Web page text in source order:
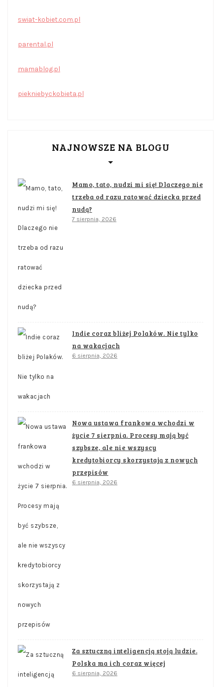
swiat-kobiet.com.pl
parental.pl
mamablog.pl
piekniebyckobieta.pl
NAJNOWSZE NA BLOGU
Mamo, tato, nudzi mi się! Dlaczego nie
trzeba od razu ratować dziecka przed
nudą?
7 sierpnia, 2026
Indie coraz bliżej Polaków. Nie tylko
na wakacjach
6 sierpnia, 2026
Nowa ustawa frankowa wchodzi w
życie 7 sierpnia. Procesy mają być
szybsze, ale nie wszyscy
kredytobiorcy skorzystają z nowych
przepisów
6 sierpnia, 2026
Za sztuczną inteligencją stoją ludzie.
Polska ma ich coraz więcej
6 sierpnia, 2026